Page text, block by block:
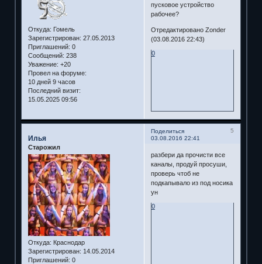
Откуда: Гомель
Зарегистрирован: 27.05.2013
Приглашений: 0
Сообщений: 238
Уважение: +20
Провел на форуме:
10 дней 9 часов
Последний визит:
15.05.2025 09:56
пусковое устройство
рабочее?
Отредактировано Zonder
(03.08.2016 22:43)
0
Поделиться
5
03.08.2016 22:41
Илья
Старожил
Откуда: Краснодар
Зарегистрирован: 14.05.2014
Приглашений: 0
разбери да прочисти все
каналы, продуй просуши,
проверь чтоб не
подкапывало из под носика
ун
0